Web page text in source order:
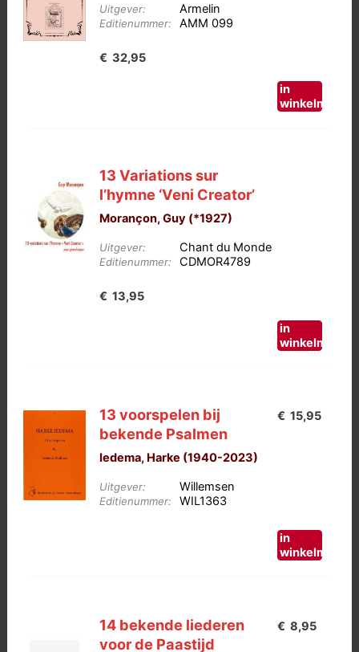
Uitgever: Armelin
Editienummer: AMM 099
€ 32,95
in
winkelmand
13 Variations sur
l’hymne ‘Veni Creator’
Morançon, Guy (*1927)
Uitgever: Chant du Monde
Editienummer: CDMOR4789
€ 13,95
in
winkelmand
13 voorspelen bij
bekende Psalmen
Iedema, Harke (1940-2023)
Uitgever: Willemsen
Editienummer: WIL1363
€ 15,95
in
winkelmand
14 bekende liederen
voor de Paastijd
€ 8,95